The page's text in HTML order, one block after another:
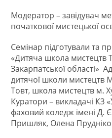
Модератор – завідувач
початкової мистецької
Семінар підготували та
«Дитяча школа мистецтв
Закарпатської області»
дитячої школи мистецтв
Товт, школа мистецтв м.
Куратори – викладачі КЗ
фаховий коледж імені Д.
Пришляк, Олена